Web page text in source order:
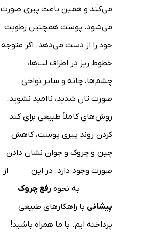
می‌کند و همین باعث پیری صورت
می‌شود. پوست همچنین رطوبت
خود را از دست می‌دهد. اگر متوجه
خطوط ریز در اطراف لب‌ها،
چشم‌ها، چانه و سایر نواحی
صورت تان شدید، ناامید نشوید.
روش‌های کاملاً طبیعی برای کند
کردن روند پیری پوست، کاهش
چین و چروک و جوان نشان دادن
صورت وجود دارد. در این
از
به نحوه رفع چروک
پیشانی با راهکارهای طبیعی
پرداخته ایم. با ما همراه باشید!